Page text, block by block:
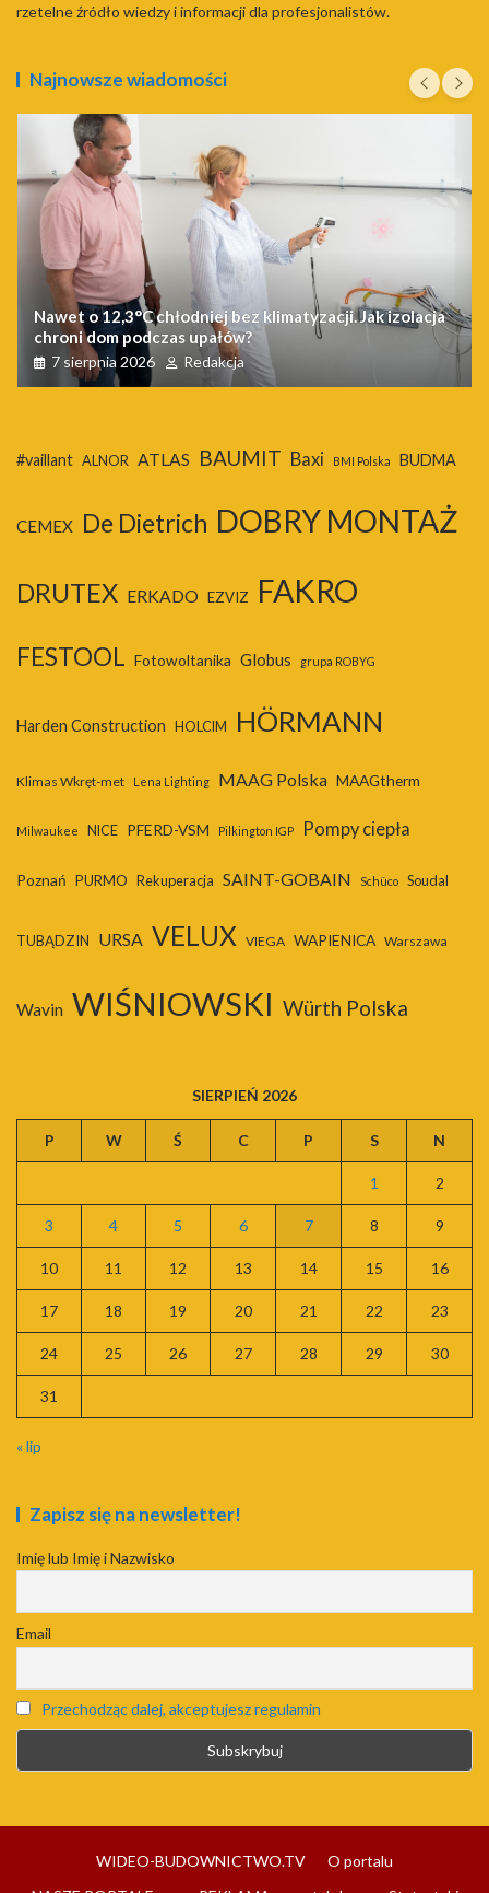
rzetelne źródło wiedzy i informacji dla profesjonalistów.
Najnowsze wiadomości
Nawet o 12,3°C chłodniej bez klimatyzacji. Jak izolacja
chroni dom podczas upałów?
7 sierpnia 2026 Redakcja
#vaillant ALNOR ATLAS BAUMIT Baxi BMI Polska BUDMA
CEMEX De Dietrich DOBRY MONTAŻ
DRUTEX ERKADO EZVIZ FAKRO
FESTOOL Fotowoltanika Globus grupa ROBYG
Harden Construction HOLCIM HÖRMANN
Klimas Wkręt-met Lena Lighting MAAG Polska MAAGtherm
Milwaukee NICE PFERD-VSM Pilkington IGP Pompy ciepła
Poznań PURMO Rekuperacja SAINT-GOBAIN Schüco Soudal
TUBĄDZIN URSA VELUX VIEGA WAPIENICA Warszawa
Wavin WIŚNIOWSKI Würth Polska
SIERPIEŃ 2026
P W Ś C P S N
1 2
3 4 5 6 7 8 9
10 11 12 13 14 15 16
17 18 19 20 21 22 23
24 25 26 27 28 29 30
31
« lip
Zapisz się na newsletter!
Imię lub Imię i Nazwisko
Email
Przechodząc dalej, akceptujesz regulamin
WIDEO-BUDOWNICTWO.TV
O portalu